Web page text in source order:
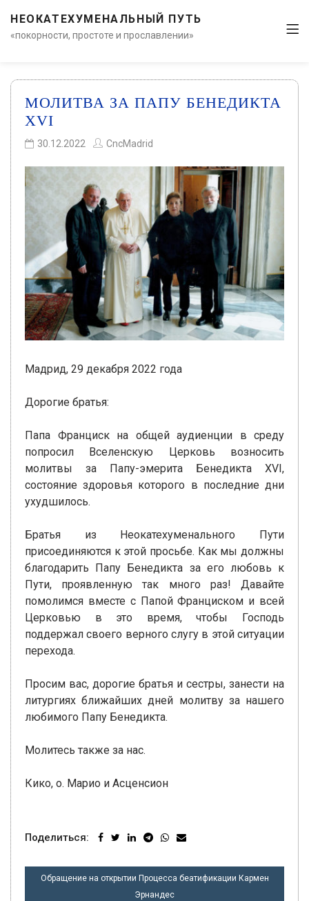
НЕОКАТЕХУМЕНАЛЬНЫЙ ПУТЬ
«покорности, простоте и прославлении»
МОЛИТВА ЗА ПАПУ БЕНЕДИКТА
XVI
30.12.2022 CncMadrid
Мадрид, 29 декабря 2022 года
Дорогие братья:
Папа Франциск на общей аудиенции в среду
попросил Вселенскую Церковь возносить
молитвы за Папу-эмерита Бенедикта XVI,
состояние здоровья которого в последние дни
ухудшилось.
Братья из Неокатехуменального Пути
присоединяются к этой просьбе. Как мы должны
благодарить Папу Бенедикта за его любовь к
Пути, проявленную так много раз! Давайте
помолимся вместе с Папой Франциском и всей
Церковью в это время, чтобы Господь
поддержал своего верного слугу в этой ситуации
перехода.
Просим вас, дорогие братья и сестры, занести на
литургиях ближайших дней молитву за нашего
любимого Папу Бенедикта.
Молитесь также за нас.
Кико, о. Марио и Асценсион
Поделиться:
НАВИГАЦИЯ
Обращение на открытии Процесса беатификации Кармен
Эрнандес